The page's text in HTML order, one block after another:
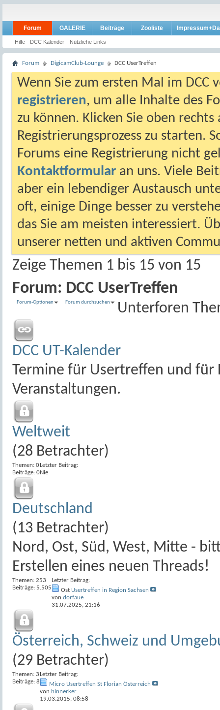
Forum
Hilfe DCC Kalender Nützliche Links
GALERIE Beiträge Zooliste
Forum DigicamClub-Lounge DCC UserTreffen
Wenn Sie zum ersten Mal im DCC
registrieren, um alle Inhalte des
zu können. Klicken Sie oben
Registrierungsprozess zu starten.
Forums eine Registrierung nicht
Kontaktformular an uns. Viele
aber ein lebendiger Austausch
oft, einige Dinge besser zu
das Sie am meisten interessiert.
unserer netten und aktiven
Zeige Themen 1 bis 15 von 15
Forum: DCC UserTreffen
Forum-Optionen Forum durchsuchen Unterforen
DCC UT-Kalender
Termine für Usertreffen und für
Veranstaltungen.
Weltweit
(28 Betrachter)
Themen: 0
Beiträge: 0
Letzter Beitrag:
Nie
Deutschland
(13 Betrachter)
Nord, Ost, Süd, West, Mitte -
Erstellen eines neuen Threads!
Themen: 253
Beiträge: 5.505
Letzter Beitrag:
Ost Usertreffen in Region Sachsen
von dorfaue
31.07.2025, 21:16
Österreich, Schweiz und
(29 Betrachter)
Themen: 3
Beiträge: 8
Letzter Beitrag:
Micro Usertreffen St Florian Österreich
von hinnerker
19.03.2015, 08:58